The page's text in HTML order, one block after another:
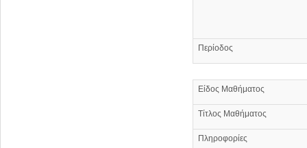
Περίοδος
Είδος Μαθήματος
Τίτλος Μαθήματος
Πληροφορίες